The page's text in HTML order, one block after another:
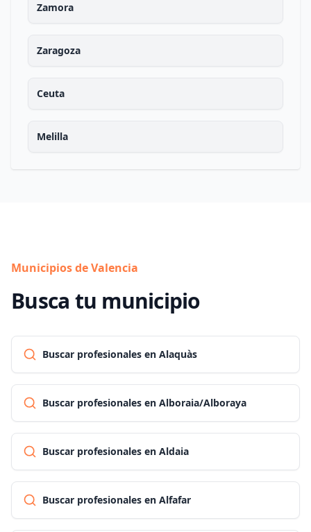
Zamora
Zaragoza
Ceuta
Melilla
Municipios de Valencia
Busca tu municipio
Buscar profesionales en Alaquàs
Buscar profesionales en Alboraia/Alboraya
Buscar profesionales en Aldaia
Buscar profesionales en Alfafar